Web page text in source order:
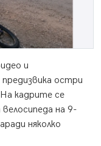
и
остри
кадрите се
на 9-
няколко